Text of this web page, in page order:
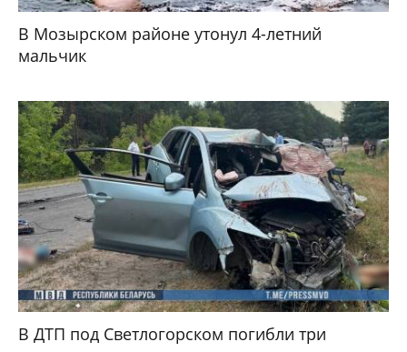
В Мозырском районе утонул 4-летний
мальчик
В ДТП под Светлогорском погибли три